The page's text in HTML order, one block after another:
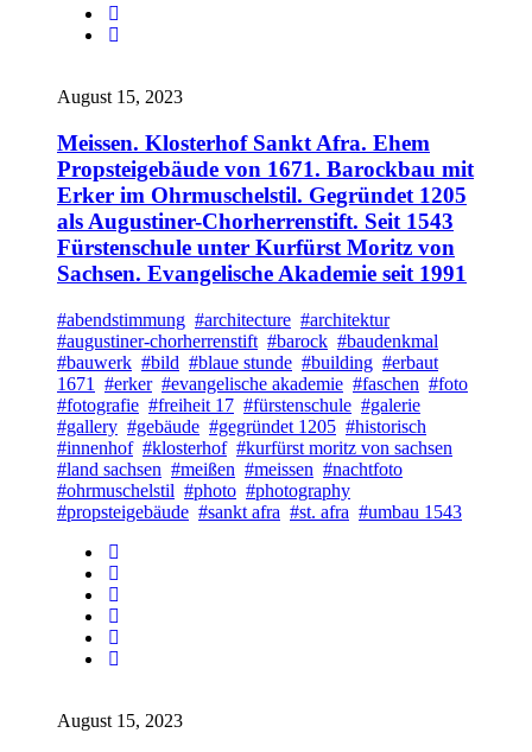
August 15, 2023
Meissen. Klosterhof Sankt Afra. Ehem
Propsteigebäude von 1671. Barockbau mit
Erker im Ohrmuschelstil. Gegründet 1205
als Augustiner-Chorherrenstift. Seit 1543
Fürstenschule unter Kurfürst Moritz von
Sachsen. Evangelische Akademie seit 1991
#abendstimmung #architecture #architektur
#augustiner-chorherrenstift #barock #baudenkmal
#bauwerk #bild #blaue stunde #building #erbaut
1671
#erker #evangelische akademie #faschen #foto
#fotografie #freiheit 17 #fürstenschule #galerie
#gallery #gebäude #gegründet 1205 #historisch
#innenhof #klosterhof #kurfürst moritz von sachsen
#land sachsen #meißen #meissen #nachtfoto
#ohrmuschelstil #photo #photography
#propsteigebäude #sankt afra #st. afra #umbau 1543
August 15, 2023